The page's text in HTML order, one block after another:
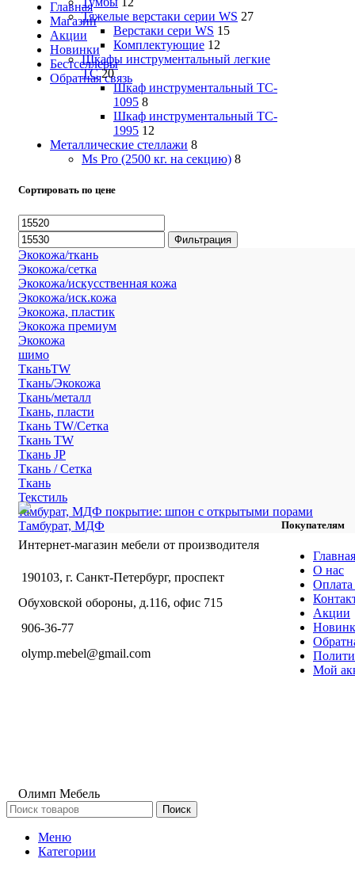
Главная
Магазин
Акции
Новинки
Бестселлеры
Обратная связь
Тяжелые верстаки серии WS 27
Верстаки сери WS 15
Комплектующие 12
Шкафы инструментальный легкие
ТС 20
Шкаф инструментальный TC-
1095 8
Шкаф инструментальный TC-
1995 12
Металлические стеллажи 8
Ms Pro (2500 кг. на секцию) 8
Сортировать по цене
Минимальная
цена
цена
Фильтрация
Экокожа/ткань
Экокожа/сетка
Экокожа/искусственная кожа
Экокожа/иск.кожа
Экокожа, пластик
Экокожа премиум
Экокожа
шимо
ТканьTW
Ткань/Экокожа
Ткань/металл
Ткань, пласти
Ткань TW/Сетка
Ткань TW
Ткань JP
Ткань / Сетка
Ткань
Текстиль
тамбурат, МДФ покрытие: шпон с открытыми порами
Тамбурат, МДФ
Интернет-магазин мебели от производителя
190103, г. Санкт-Петербург, проспект
Обуховской обороны, д.116, офис 715
906-36-77
olymp.mebel@gmail.com
Покупателям
Главная
О нас
Оплата
Акции
Мой
Олимп Мебель
Поиск
Меню
Категории